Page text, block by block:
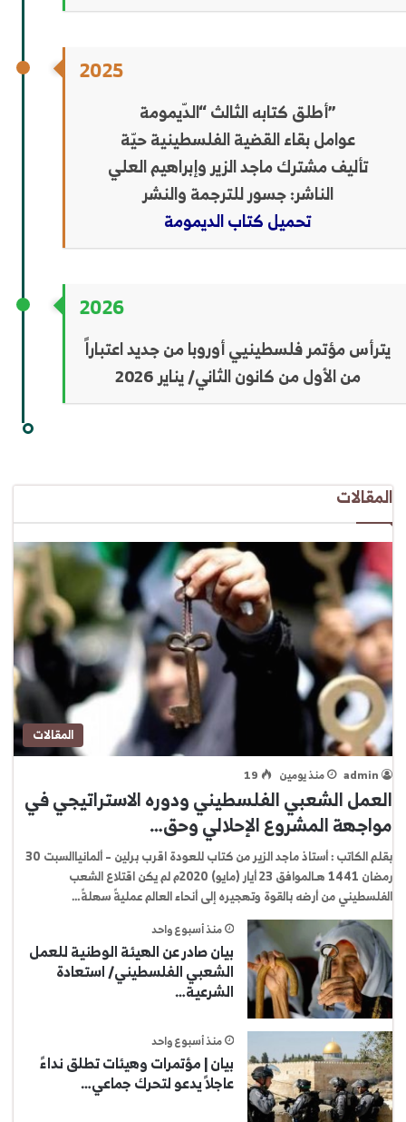
2025
أطلق كتابه الثالث “الدّيمومة”
عوامل بقاء القضية الفلسطينية حيّة
تأليف مشترك ماجد الزير وإبراهيم العلي
الناشر: جسور للترجمة والنشر
تحميل كتاب الديمومة
2026
يترأس مؤتمر فلسطينيي أوروبا من جديد اعتباراً
من الأول من كانون الثاني/ يناير 2026
المقالات
المقالات
admin منذ يومين 19
العمل الشعبي الفلسطيني ودوره الاستراتيجي في
مواجهة المشروع الإحلالي وحق…
بقلم الكاتب : أستاذ ماجد الزير من كتاب للعودة اقرب برلين – ألمانياالسبت 30
رمضان 1441 هـالموافق 23 أيار (مايو) 2020م لم يكن اقتلاع الشعب
الفلسطيني من أرضه بالقوة وتهجيره إلى أنحاء العالم عمليةً سهلةً…
منذ أسبوع واحد
بيان صادر عن الهيئة الوطنية للعمل
الشعبي الفلسطيني/ استعادة
الشرعية…
منذ أسبوع واحد
بيان | مؤتمرات وهيئات تطلق نداءً
عاجلاً يدعو لتحرك جماعي…